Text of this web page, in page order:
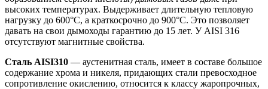
высоких температурах. Выдерживает длительную тепловую
нагрузку до 600°С, а краткосрочно до 900°С. Это позволяет
давать на свои дымоходы гарантию до 15 лет. У AISI 316
отсутствуют магнитные свойства.
Сталь AISI310 — аустенитная сталь, имеет в составе большое
содержание хрома и никеля, придающих стали превосходное
сопротивление окислению, относится к классу жаропрочных,